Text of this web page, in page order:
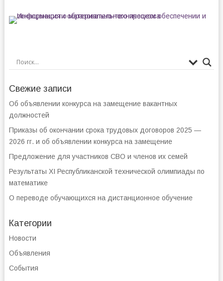
Свежие записи
Об объявлении конкурса на замещение вакантных
должностей
Приказы об окончании срока трудовых договоров 2025 —
2026 гг. и об объявлении конкурса на замещение
Предложение для участников СВО и членов их семей
Результаты XI Республиканской технической олимпиады по
математике
О переводе обучающихся на дистанционное обучение
Категории
Новости
Объявления
События